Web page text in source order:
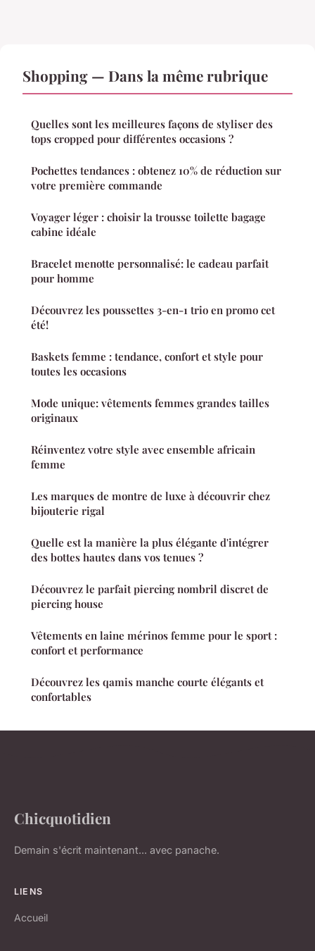
Shopping — Dans la même rubrique
Quelles sont les meilleures façons de styliser des
tops cropped pour différentes occasions ?
Pochettes tendances : obtenez 10% de réduction sur
votre première commande
Voyager léger : choisir la trousse toilette bagage
cabine idéale
Bracelet menotte personnalisé: le cadeau parfait
pour homme
Découvrez les poussettes 3-en-1 trio en promo cet
été!
Baskets femme : tendance, confort et style pour
toutes les occasions
Mode unique: vêtements femmes grandes tailles
originaux
Réinventez votre style avec ensemble africain
femme
Les marques de montre de luxe à découvrir chez
bijouterie rigal
Quelle est la manière la plus élégante d'intégrer
des bottes hautes dans vos tenues ?
Découvrez le parfait piercing nombril discret de
piercing house
Vêtements en laine mérinos femme pour le sport :
confort et performance
Découvrez les qamis manche courte élégants et
confortables
Chicquotidien
Demain s'écrit maintenant... avec panache.
LIENS
Accueil